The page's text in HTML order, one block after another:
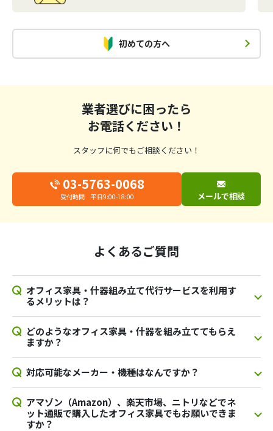
初めての方へ
業者選びに困ったら
お電話ください！
スタッフに何でもご相談ください！
03-5763-0068
受付時間 平日9:00-18:00 メールで相談
よくあるご質問
オフィス家具・什器組み立て代行サービスを利用す
るメリットは？
どのようなオフィス家具・什器を組み立ててもらえ
ますか？
対応可能なメーカー・機種はなんですか？
アマゾン（Amazon）、楽天市場、ニトリなどでネ
ット通販で購入したオフィス家具でもお願いできま
すか？